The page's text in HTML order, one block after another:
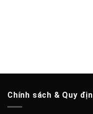
Chính sách & Quy